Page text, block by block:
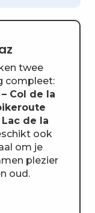
twee
compleet:
Col de la
de la
ook
om je
plezier
oud.